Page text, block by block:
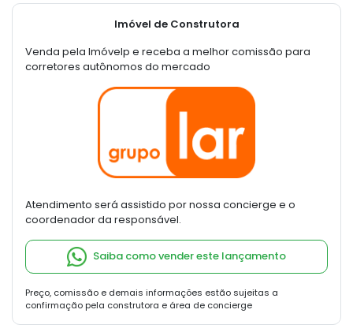
Imóvel de Construtora
Venda pela Imóvelp e receba a melhor comissão para
corretores autônomos do mercado
Atendimento será assistido por nossa concierge e o
coordenador da responsável.
Saiba como vender este lançamento
Preço, comissão e demais informações estão sujeitas a
confirmação pela construtora e área de concierge